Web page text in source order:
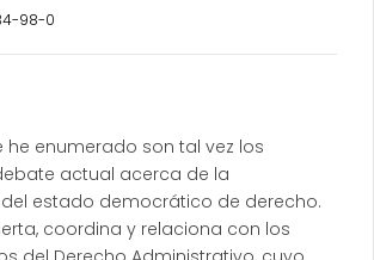
98-0
he enumerado son tal vez los
actual acerca de la
estado democrático de derecho.
coordina y relaciona con los